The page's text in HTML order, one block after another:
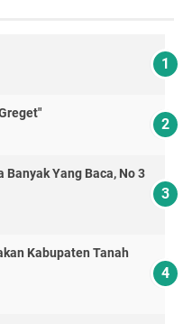
Yang Baca, No 3
Kabupaten Tanah